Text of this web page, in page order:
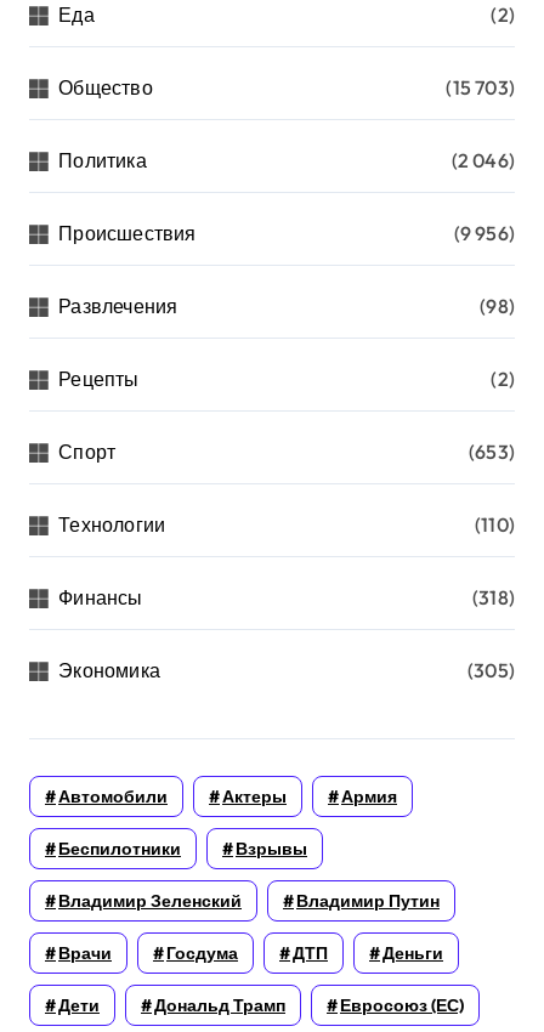
Еда (2)
Общество (15 703)
Политика (2 046)
Происшествия (9 956)
Развлечения (98)
Рецепты (2)
Спорт (653)
Технологии (110)
Финансы (318)
Экономика (305)
Автомобили Актеры Армия
Беспилотники Взрывы
Владимир Зеленский Владимир Путин
Врачи Госдума ДТП Деньги
Дети Дональд Трамп Евросоюз (ЕС)